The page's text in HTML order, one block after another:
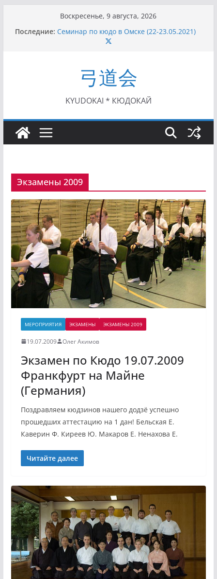
содержимому
Воскресенье, 9 августа, 2026
Последние: Семинар по кюдо в Омске (22-23.05.2021)
Чемпионат Росcии, Дёмино (2-5.09.2021)
II Кубок Посла Японии в России по Кюдо,
Орёл (25.07.2021)
I этап Кубка Московской области по Кюдо /
Сейдокан II (27.06.2021)
弓道会
KYUDOKAI * КЮДОКАЙ
Экзамены 2009
МЕРОПРИЯТИЯ ЭКЗАМЕНЫ ЭКЗАМЕНЫ 2009
19.07.2009 Олег Акимов
Экзамен по Кюдо 19.07.2009
Франкфурт на Майне
(Германия)
Поздравляем кюдзинов нашего додзё успешно
прошедших аттестацию на 1 дан! Бельская Е.
Каверин Ф. Киреев Ю. Макаров Е. Ненахова Е.
Читайте далее